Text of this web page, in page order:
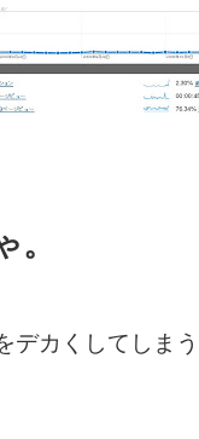
デカくしてしま